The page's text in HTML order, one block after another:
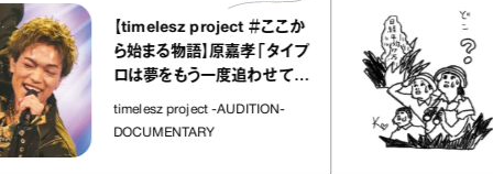
【timelesz project ＃ここか
ら始まる物語】原嘉孝「タイプ
ロは夢をもう一度追わせてく
れた場所」
timelesz project -AUDITION-
DOCUMENTARY